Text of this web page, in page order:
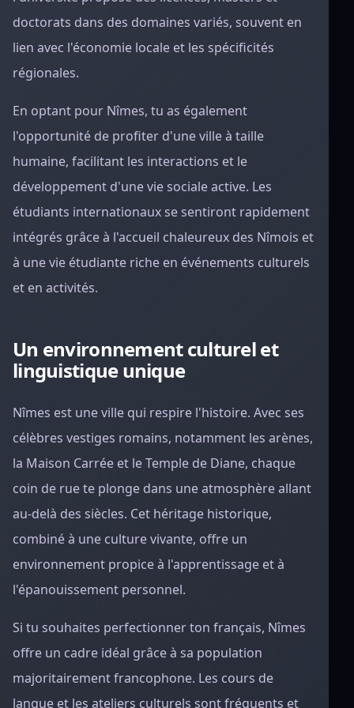
doctorats dans des domaines variés, souvent en
lien avec l'économie locale et les spécificités
régionales.
En optant pour Nîmes, tu as également
l'opportunité de profiter d'une ville à taille
humaine, facilitant les interactions et le
développement d'une vie sociale active. Les
étudiants internationaux se sentiront rapidement
intégrés grâce à l'accueil chaleureux des Nîmois et
à une vie étudiante riche en événements culturels
et en activités.
Un environnement culturel et
linguistique unique
Nîmes est une ville qui respire l'histoire. Avec ses
célèbres vestiges romains, notamment les arènes,
la Maison Carrée et le Temple de Diane, chaque
coin de rue te plonge dans une atmosphère allant
au-delà des siècles. Cet héritage historique,
combiné à une culture vivante, offre un
environnement propice à l'apprentissage et à
l'épanouissement personnel.
Si tu souhaites perfectionner ton français, Nîmes
offre un cadre idéal grâce à sa population
majoritairement francophone. Les cours de
langue et les ateliers culturels sont fréquents et